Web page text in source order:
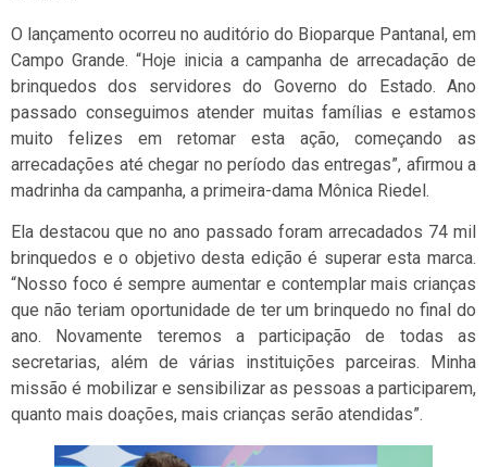
O lançamento ocorreu no auditório do Bioparque Pantanal, em
Campo Grande. “Hoje inicia a campanha de arrecadação de
brinquedos dos servidores do Governo do Estado. Ano
passado conseguimos atender muitas famílias e estamos
muito felizes em retomar esta ação, começando as
arrecadações até chegar no período das entregas”, afirmou a
madrinha da campanha, a primeira-dama Mônica Riedel.
Ela destacou que no ano passado foram arrecadados 74 mil
brinquedos e o objetivo desta edição é superar esta marca.
“Nosso foco é sempre aumentar e contemplar mais crianças
que não teriam oportunidade de ter um brinquedo no final do
ano. Novamente teremos a participação de todas as
secretarias, além de várias instituições parceiras. Minha
missão é mobilizar e sensibilizar as pessoas a participarem,
quanto mais doações, mais crianças serão atendidas”.